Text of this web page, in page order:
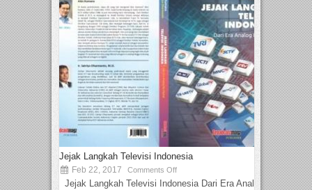
Jejak Langkah Televisi Indonesia
Feb 22, 2017 Comments Off
Jejak Langkah Televisi Indonesia Dari Era Analog